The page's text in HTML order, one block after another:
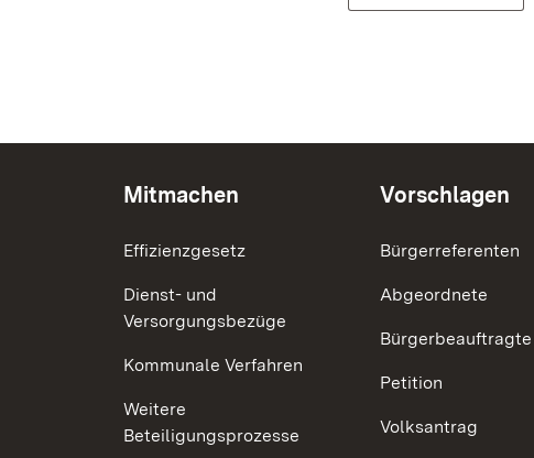
Mitmachen
Effizienzgesetz
Dienst- und
Versorgungsbezüge
Kommunale Verfahren
Weitere
Beteiligungsprozesse
Vorschlagen
Bürgerreferenten
Abgeordnete
Bürgerbeauftragte
Petition
Volksantrag